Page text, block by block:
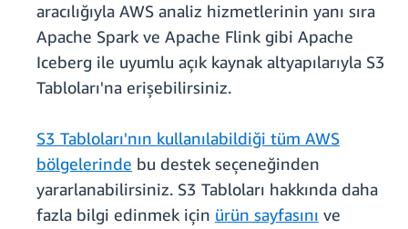
aracılığıyla AWS analiz hizmetlerinin yanı sıra
Apache Spark ve Apache Flink gibi Apache
Iceberg ile uyumlu açık kaynak altyapılarıyla S3
Tabloları'na erişebilirsiniz.
S3 Tabloları'nın kullanılabildiği tüm AWS
bölgelerinde bu destek seçeneğinden
yararlanabilirsiniz. S3 Tabloları hakkında daha
fazla bilgi edinmek için ürün sayfasını ve